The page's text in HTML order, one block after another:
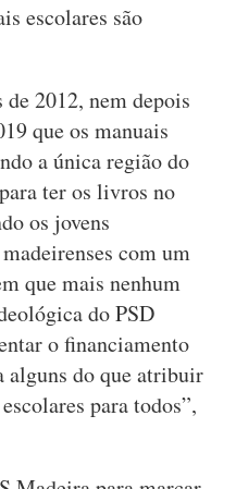
escolares são
2012, nem depois
que os manuais
a única região do
ter os livros no
os jovens
com um
que mais nenhum
do PSD
o financiamento
alguns do que atribuir
para todos”,